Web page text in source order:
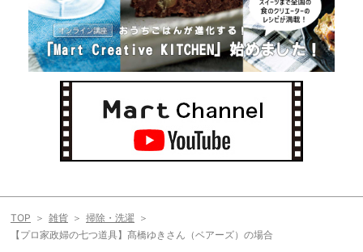
TOP 雑貨
掃除・洗濯
【プロ家政婦の七つ道具】髙橋ゆきさん（ベアーズ）の場合